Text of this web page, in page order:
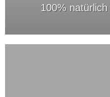
100%